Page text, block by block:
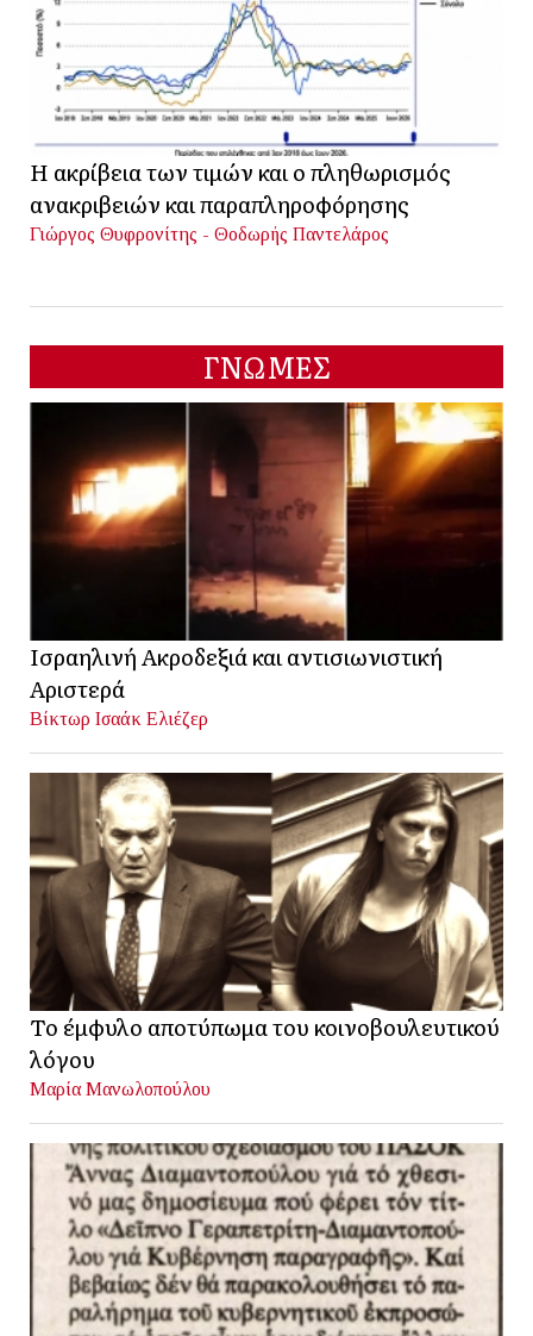
Η ακρίβεια των τιμών και ο πληθωρισμός
ανακριβειών και παραπληροφόρησης
Γιώργος Θυφρονίτης - Θοδωρής Παντελάρος
ΓΝΩΜΕΣ
Ισραηλινή Ακροδεξιά και αντισιωνιστική
Αριστερά
Βίκτωρ Ισαάκ Ελιέζερ
Το έμφυλο αποτύπωμα του κοινοβουλευτικού
λόγου
Μαρία Μανωλοπούλου